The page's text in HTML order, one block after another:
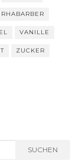
RHABARBER
VANILLE
ZUCKER
SUCHEN